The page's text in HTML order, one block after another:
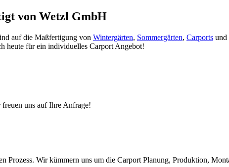
von Wetzl GmbH
auf die Maßfertigung von Wintergärten, Sommergärten, Carports und
heute für ein individuelles Carport Angebot!
uns auf Ihre Anfrage!
Prozess. Wir kümmern uns um die Carport Planung, Produktion,